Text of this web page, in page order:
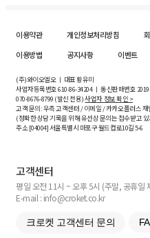
이용약관 개인정보처리방침
이용방법
공지사항 이벤트
(주)와이오엘오 ㅣ 대표 황유미
사업자등록번호610-86-34204ㅣ 통신판매번호
070-8676-8799 (발신 전용)사업자 정보 확인 >
고객 문의: 우측 고객센터 / 이메일 / 카카오플러스
(정확한 상담 기록을 위해 유선상 문의는 접수받고
주소 [04004] 서울특별시 마포구 월드컵로10길5-6
고객센터
평일 오전 11시 ~ 오후 5시 (주말, 공휴일
E-mail : info@croket.co.kr
크로켓 고객센터 문의